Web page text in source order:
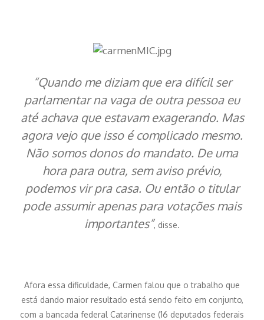
“Quando me diziam que era difícil ser
parlamentar na vaga de outra pessoa eu
até achava que estavam exagerando. Mas
agora vejo que isso é complicado mesmo.
Não somos donos do mandato. De uma
hora para outra, sem aviso prévio,
podemos vir pra casa. Ou então o titular
pode assumir apenas para votações mais
importantes”, disse.
Afora essa dificuldade, Carmen falou que o trabalho que
está dando maior resultado está sendo feito em conjunto,
com a bancada federal Catarinense (16 deputados federais